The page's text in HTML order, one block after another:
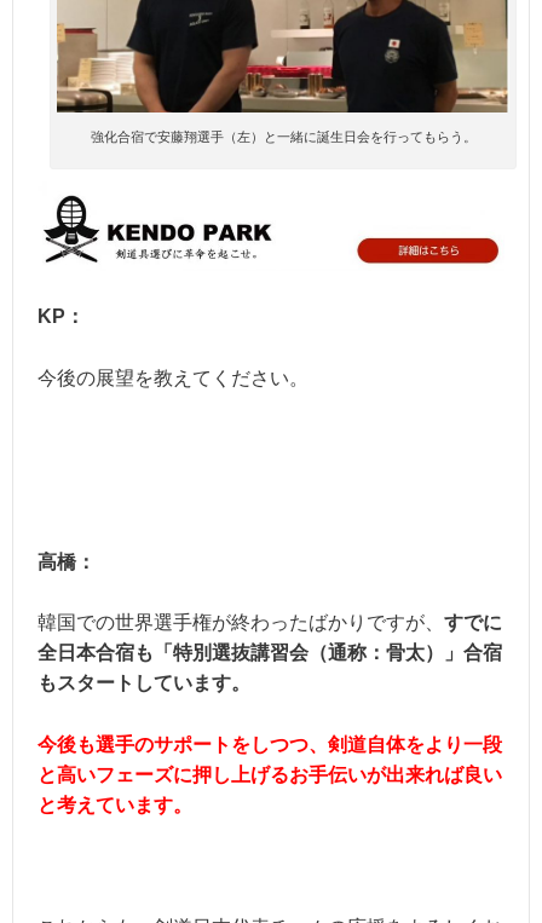
強化合宿で安藤翔選手（左）と一緒に誕生日会を行ってもらう。
KP：
今後の展望を教えてください。
高橋：
韓国での世界選手権が終わったばかりですが、 すでに
全日本合宿も「特別選抜講習会（通称：骨太）」合宿
もスタートしています。
今後も選手のサポートをしつつ、剣道自体をより一段
と高いフェーズに押し上げるお手伝いが出来れば良い
と考えています。